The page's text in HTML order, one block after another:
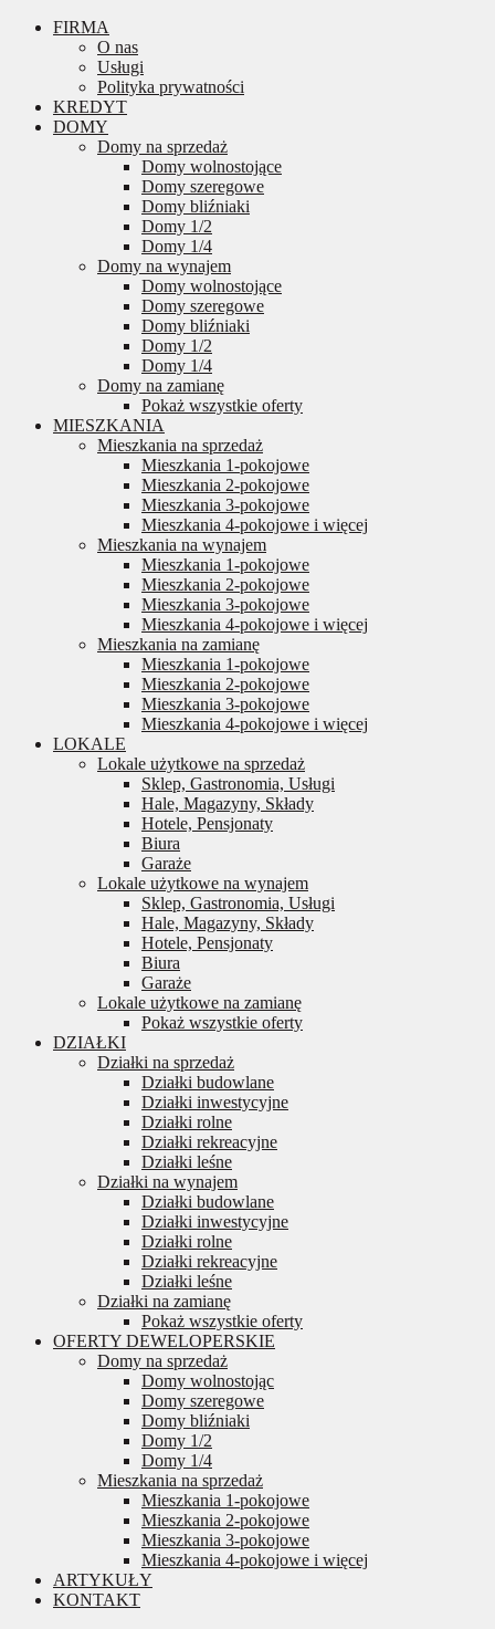
FIRMA
O nas
Usługi
Polityka prywatności
KREDYT
DOMY
Domy na sprzedaż
Domy wolnostojące
Domy szeregowe
Domy bliźniaki
Domy 1/2
Domy 1/4
Domy na wynajem
Domy wolnostojące
Domy szeregowe
Domy bliźniaki
Domy 1/2
Domy 1/4
Domy na zamianę
Pokaż wszystkie oferty
MIESZKANIA
Mieszkania na sprzedaż
Mieszkania 1-pokojowe
Mieszkania 2-pokojowe
Mieszkania 3-pokojowe
Mieszkania 4-pokojowe i więcej
Mieszkania na wynajem
Mieszkania 1-pokojowe
Mieszkania 2-pokojowe
Mieszkania 3-pokojowe
Mieszkania 4-pokojowe i więcej
Mieszkania na zamianę
Mieszkania 1-pokojowe
Mieszkania 2-pokojowe
Mieszkania 3-pokojowe
Mieszkania 4-pokojowe i więcej
LOKALE
Lokale użytkowe na sprzedaż
Sklep, Gastronomia, Usługi
Hale, Magazyny, Składy
Hotele, Pensjonaty
Biura
Garaże
Lokale użytkowe na wynajem
Sklep, Gastronomia, Usługi
Hale, Magazyny, Składy
Hotele, Pensjonaty
Biura
Garaże
Lokale użytkowe na zamianę
Pokaż wszystkie oferty
DZIAŁKI
Działki na sprzedaż
Działki budowlane
Działki inwestycyjne
Działki rolne
Działki rekreacyjne
Działki leśne
Działki na wynajem
Działki budowlane
Działki inwestycyjne
Działki rolne
Działki rekreacyjne
Działki leśne
Działki na zamianę
Pokaż wszystkie oferty
OFERTY DEWELOPERSKIE
Domy na sprzedaż
Domy wolnostojąc
Domy szeregowe
Domy bliźniaki
Domy 1/2
Domy 1/4
Mieszkania na sprzedaż
Mieszkania 1-pokojowe
Mieszkania 2-pokojowe
Mieszkania 3-pokojowe
Mieszkania 4-pokojowe i więcej
ARTYKUŁY
KONTAKT